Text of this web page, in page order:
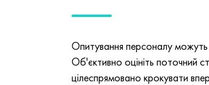
Опитування персоналу
Об'єктивно оцініть поточний
цілеспрямовано крокувати